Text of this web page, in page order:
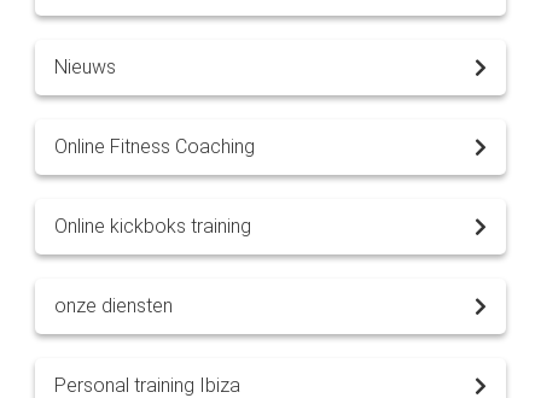
Nieuws
Online Fitness Coaching
Online kickboks training
onze diensten
Personal training Ibiza